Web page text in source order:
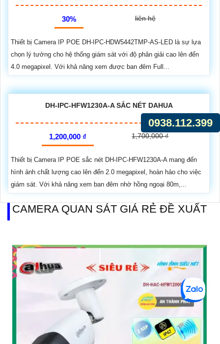
30% liên hệ
Thiết bị Camera IP POE DH-IPC-HDW5442TMP-AS-LED là sự lựa
chọn lý tưởng cho hệ thống giám sát với độ phân giải cao lên đến
4.0 megapixel. Với khả năng xem được ban đêm Full...
DH-IPC-HFW1230A-A SẮC NÉT DAHUA
1,200,000 ₫ 1,700,000 ₫
Thiết bị Camera IP POE sắc nét DH-IPC-HFW1230A-A mang đến
hình ảnh chất lượng cao lên đến 2.0 megapixel, hoàn hảo cho việc
giám sát. Với khả năng xem ban đêm nhờ hồng ngoại 80m,...
CAMERA QUAN SÁT GIÁ RẺ ĐỀ XUẤT
0938.112.399